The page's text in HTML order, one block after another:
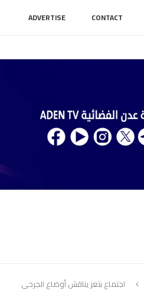
CONTACT
ADVERTISE
اجتماع بتعز يناقش أوضاع الجرحى